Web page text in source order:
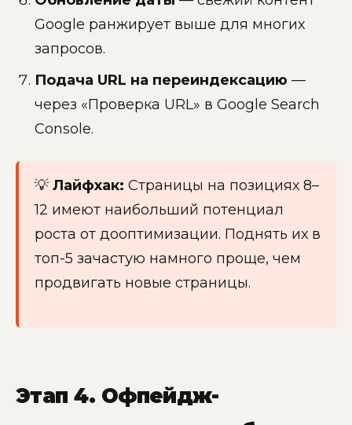
Google ранжирует выше для многих
запросов.
Подача URL на переиндексацию —
через «Проверка URL» в Google Search
Console.
💡 Лайфхак: Страницы на позициях 8–
12 имеют наибольший потенциал
роста от дооптимизации. Поднять их в
топ-5 зачастую намного проще, чем
продвигать новые страницы.
Этап 4. Офпейдж-